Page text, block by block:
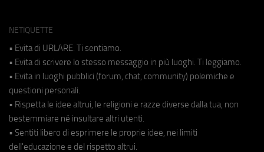
NETIQUETTE
• Evita di URLARE. Ti sentiamo.
• Evita di scrivere lo stesso messaggio in più luoghi. Ti leggiamo.
• Evita in luoghi pubblici (forum, chat, community) polemiche e
questioni personali.
• Rispetta le idee altrui, le religioni e razze diverse dalla tua, non
bestemmiare né insultare altri utenti.
• Sentiti libero di esprimere le proprie idee, nei limiti
dell'educazione e del rispetto altrui.